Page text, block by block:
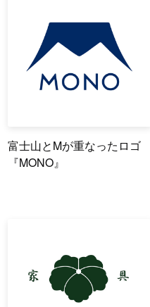
富士山とMが重なったロゴ
『MONO』